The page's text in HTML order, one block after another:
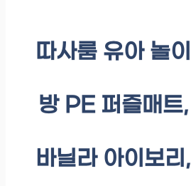
따사룸 유아 놀이
방 PE 퍼즐매트,
바닐라 아이보리,